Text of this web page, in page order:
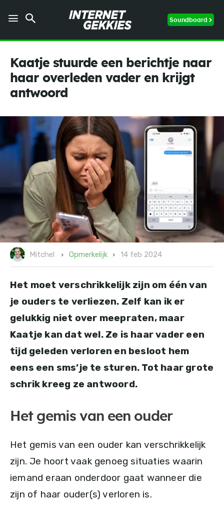
Soundboard
Kaatje stuurde een berichtje naar
haar overleden vader en krijgt
antwoord
Mitchel Opmerkelijk 14 feb 2024
Het moet verschrikkelijk zijn om één van
je ouders te verliezen. Zelf kan ik er
gelukkig niet over meepraten, maar
Kaatje kan dat wel. Ze is haar vader een
tijd geleden verloren en besloot hem
eens een sms’je te sturen. Tot haar grote
schrik kreeg ze antwoord.
Het gemis van een ouder
Het gemis van een ouder kan verschrikkelijk
zijn. Je hoort vaak genoeg situaties waarin
iemand eraan onderdoor gaat wanneer die
zijn of haar ouder(s) verloren is.